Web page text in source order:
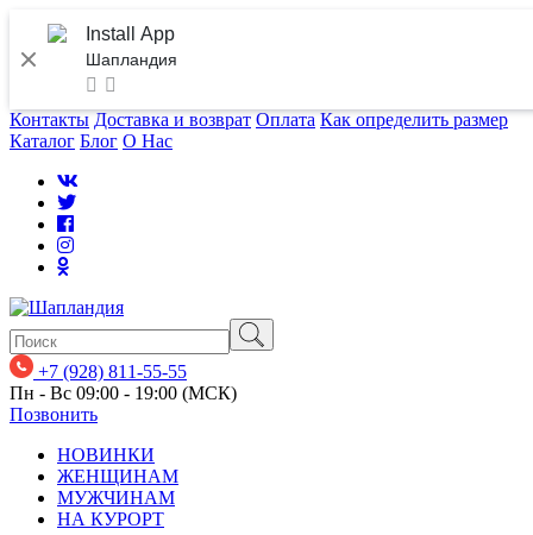
Install App
Шапландия
Контакты Доставка и возврат Оплата Как определить размер
Каталог Блог О Нас
+7 (928) 811-55-55
Пн - Вс 09:00 - 19:00 (МСК)
Позвонить
НОВИНКИ
ЖЕНЩИНАМ
МУЖЧИНАМ
НА КУРОРТ